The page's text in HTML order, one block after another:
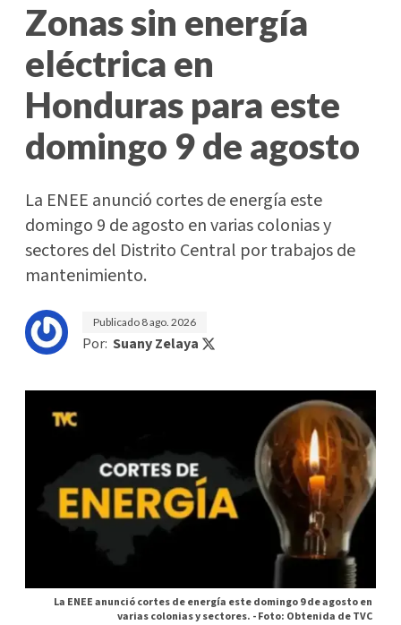
Zonas sin energía
eléctrica en
Honduras para este
domingo 9 de agosto
La ENEE anunció cortes de energía este
domingo 9 de agosto en varias colonias y
sectores del Distrito Central por trabajos de
mantenimiento.
Publicado 8 ago. 2026
Por: Suany Zelaya
La ENEE anunció cortes de energía este domingo 9 de agosto en
varias colonias y sectores. -Foto: Obtenida de TVC